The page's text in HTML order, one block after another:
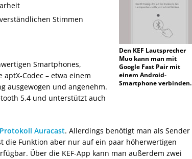
Den KEF Lautsprecher
Muo kann man mit
Google Fast Pair mit
einem Android-
Smartphone verbinden.
Stimmen
Smartphones,
– etwa einem
ausgewogen und angenehm.
5.4 und unterstützt auch
Auracast. Allerdings benötigt man als Sender
die Funktion aber nur auf ein paar höherwertigen
Über die KEF-App kann man außerdem zwei